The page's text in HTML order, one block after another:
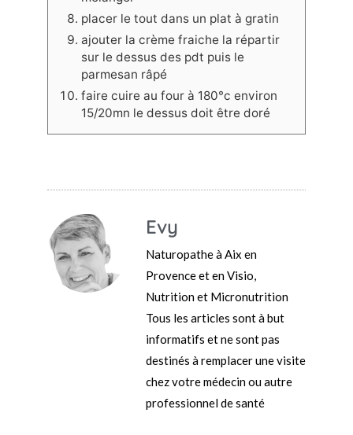
placer le tout dans un plat à gratin
ajouter la crème fraiche la répartir
sur le dessus des pdt puis le
parmesan râpé
faire cuire au four à 180°c environ
15/20mn le dessus doit être doré
Evy
Naturopathe à Aix en
Provence et en Visio,
Nutrition et Micronutrition
Tous les articles sont à but
informatifs et ne sont pas
destinés à remplacer une visite
chez votre médecin ou autre
professionnel de santé